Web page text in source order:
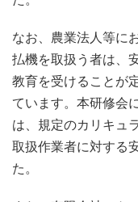
なお、農業法人等に
払機を取扱う者は、
教育を受けることが
ています。本研修会
は、規定のカリキュ
取扱作業者に対する
た。